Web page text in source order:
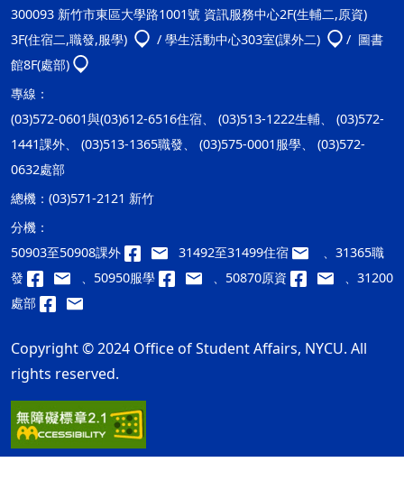
300093 新竹市東區大學路1001號 資訊服務中心2F(生輔二,原資)
3F(住宿二,職發,服學)
/ 學生活動中心303室(課外二)
/ 圖書
館8F(處部)
專線：
(03)572-0601與(03)612-6516住宿、 (03)513-1222生輔、 (03)572-
1441課外、 (03)513-1365職發、 (03)575-0001服學、 (03)572-
0632處部
總機： (03)571-2121 新竹
分機：
50903至50908課外
31492至31499住宿
、31365職
發
、50950服學 、50870原資
、31200
處部
Copyright © 2024 Office of Student Affairs, NYCU. All
rights reserved.